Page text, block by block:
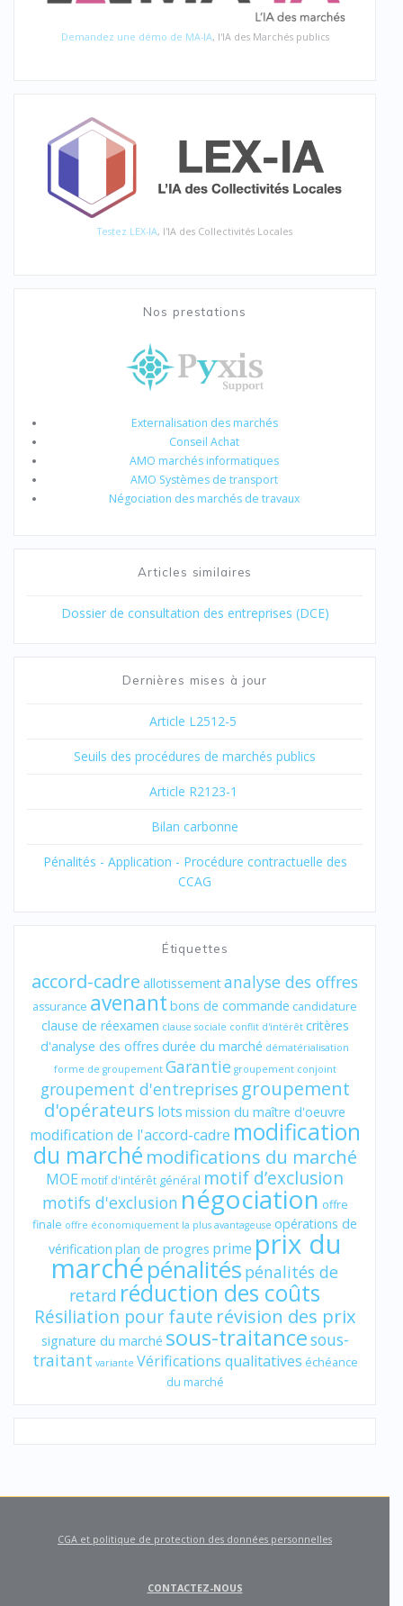
Demandez une démo de MA-IA, l'IA des Marchés publics
Testez LEX-IA, l'IA des Collectivités Locales
Nos prestations
Externalisation des marchés
Conseil Achat
AMO marchés informatiques
AMO Systèmes de transport
Négociation des marchés de travaux
Articles similaires
Dossier de consultation des entreprises (DCE)
Dernières mises à jour
Article L2512-5
Seuils des procédures de marchés publics
Article R2123-1
Bilan carbonne
Pénalités - Application - Procédure contractuelle des
CCAG
Étiquettes
accord-cadre allotissementanalyse des offres
assurance avenant bons de commande candidature
clause de réexamen clause sociale conflit d'intérêt critères
d'analyse des offres durée du marché dématérialisation
forme de groupement Garantie groupement conjoint
groupement d'entreprises groupement
d'opérateurs lots mission du maître d'oeuvre
modification de l'accord-cadre modification
du marché modifications du marché
MOE motif d'intérêt général motif d’exclusion
motifs d'exclusion négociation offre
finale offre économiquement la plus avantageuse opérations de
vérification plan de progres prime prix du
marchépénalités pénalités de
retard réduction des coûts
Résiliation pour faute révision des prix
signature du marché sous-traitancesous-
traitant variante Vérifications qualitatives échéance
du marché
CGA et politique de protection des données personnelles
CONTACTEZ-NOUS